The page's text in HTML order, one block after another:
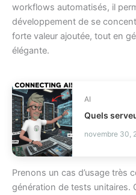
workflows automatisés, il
développement de se
forte valeur ajoutée, tout en
élégante.
AI
novembre 30,
Prenons un cas d’usage très
génération de tests unitaires.